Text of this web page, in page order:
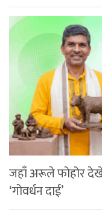
जहाँ अरूले फोहोर
‘गोवर्धन दाई’